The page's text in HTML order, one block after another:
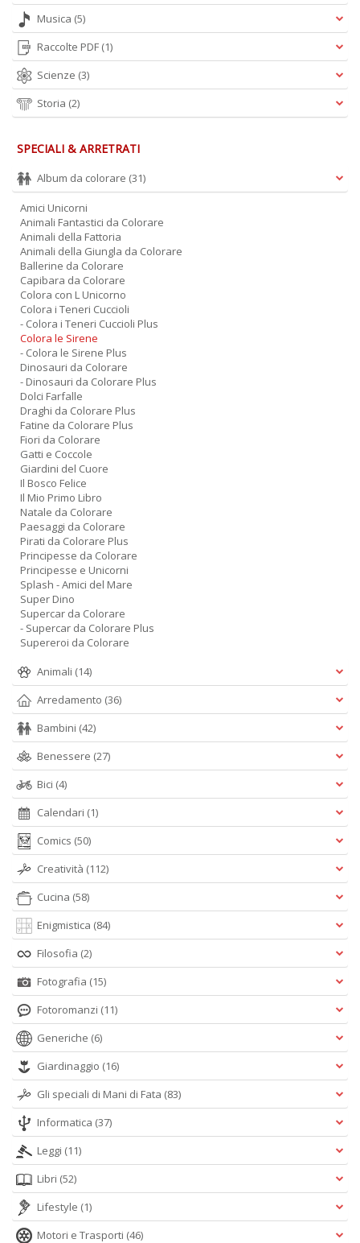
Musica (5)
Raccolte PDF (1)
Scienze (3)
Storia (2)
SPECIALI & ARRETRATI
Album da colorare (31)
Amici Unicorni
Animali Fantastici da Colorare
Animali della Fattoria
Animali della Giungla da Colorare
Ballerine da Colorare
Capibara da Colorare
Colora con L Unicorno
Colora i Teneri Cuccioli
- Colora i Teneri Cuccioli Plus
Colora le Sirene
- Colora le Sirene Plus
Dinosauri da Colorare
- Dinosauri da Colorare Plus
Dolci Farfalle
Draghi da Colorare Plus
Fatine da Colorare Plus
Fiori da Colorare
Gatti e Coccole
Giardini del Cuore
Il Bosco Felice
Il Mio Primo Libro
Natale da Colorare
Paesaggi da Colorare
Pirati da Colorare Plus
Principesse da Colorare
Principesse e Unicorni
Splash - Amici del Mare
Super Dino
Supercar da Colorare
- Supercar da Colorare Plus
Supereroi da Colorare
Animali (14)
Arredamento (36)
Bambini (42)
Benessere (27)
Bici (4)
Calendari (1)
Comics (50)
Creatività (112)
Cucina (58)
Enigmistica (84)
Filosofia (2)
Fotografia (15)
Fotoromanzi (11)
Generiche (6)
Giardinaggio (16)
Gli speciali di Mani di Fata (83)
Informatica (37)
Leggi (11)
Libri (52)
Lifestyle (1)
Motori e Trasporti (46)